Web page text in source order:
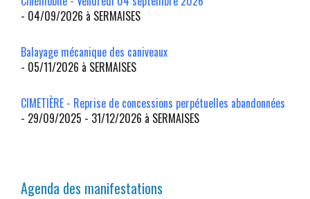
- 04/09/2026 à SERMAISES
Balayage mécanique des caniveaux
- 05/11/2026 à SERMAISES
CIMETIÈRE - Reprise de concessions perpétuelles abandonnées
- 29/09/2025 - 31/12/2026 à SERMAISES
Agenda des manifestations